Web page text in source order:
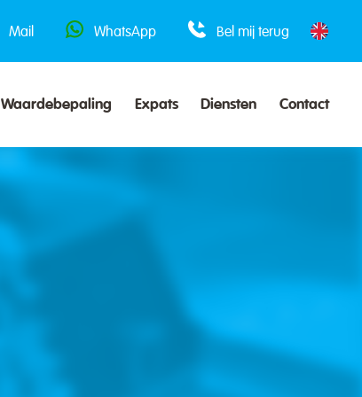
Mail WhatsApp Bel mij terug
Waardebepaling Expats Diensten Contact